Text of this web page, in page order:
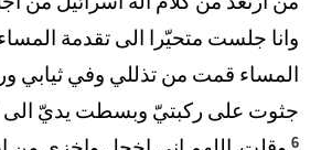
وانا جلست متحيّرا الى تقدمة
المساء قمت من تذللي وفي ثيابي
جثوت على ركبتيّ وبسطت يديّ الى
6